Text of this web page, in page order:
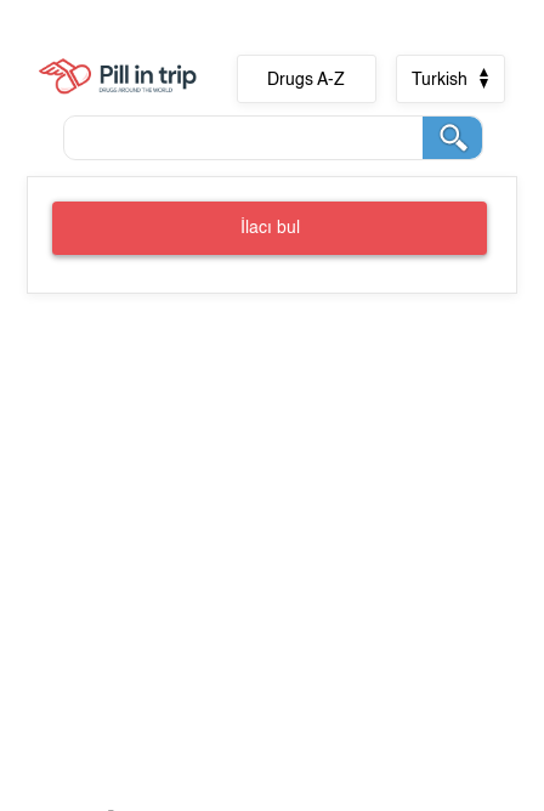
Drugs A-Z Turkish
İlacı bul